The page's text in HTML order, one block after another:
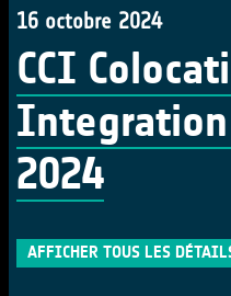
16 octobre 2024
CCI
2024
AFFICHER TOUS LES